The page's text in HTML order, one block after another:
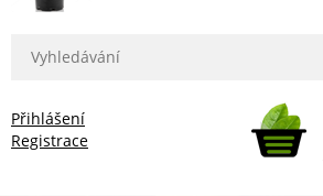
Přihlášení
Registrace